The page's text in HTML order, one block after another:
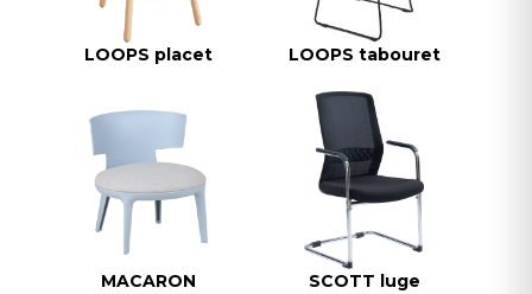
LOOPS placet LOOPS tabouret
MACARON SCOTT luge